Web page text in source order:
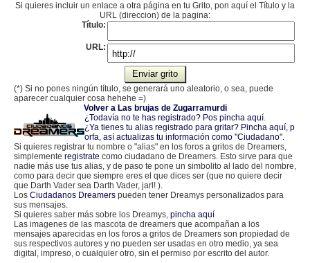
Si quieres incluir un enlace a otra página en tu Grito, pon aquí el Título y la
URL (direccion) de la pagina:
Título:
URL:
(*) Si no pones ningún título, se generará uno aleatorio, o sea, puede
aparecer cualquier cosa hehehe =)
Volver a Las brujas de Zugarramurdi
¿Todavía no te has registrado? Pos pincha aquí.
¿Ya tienes tu alias registrado para gritar? Pincha aquí, p
orfa, así actualizas tu información como "Ciudadano".
Si quieres registrar tu nombre o "alias" en los foros a gritos de Dreamers,
simplemente registrate como ciudadano de Dreamers. Esto sirve para que
nadie más use tus alias, y de paso te pone un simbolito al lado del nombre,
como para decir que siempre eres el que dices ser (que no quiere decir
que Darth Vader sea Darth Vader, jarl! ).
Los Ciudadanos Dreamers pueden tener Dreamys personalizados para
sus mensajes.
Si quieres saber más sobre los Dreamys, pincha aquí
Las imagenes de las mascota de dreamers que acompañan a los
mensajes aparecidas en los foros a gritos de Dreamers son propiedad de
sus respectivos autores y no pueden ser usadas en otro medio, ya sea
digital, impreso, o cualquier otro, sin el permiso por escrito del autor.